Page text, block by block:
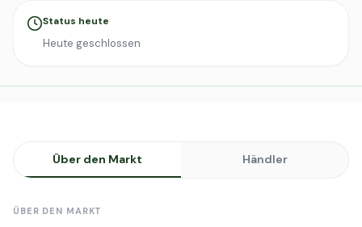
Status heute
Heute geschlossen
Über den Markt Händler
ÜBER DEN MARKT